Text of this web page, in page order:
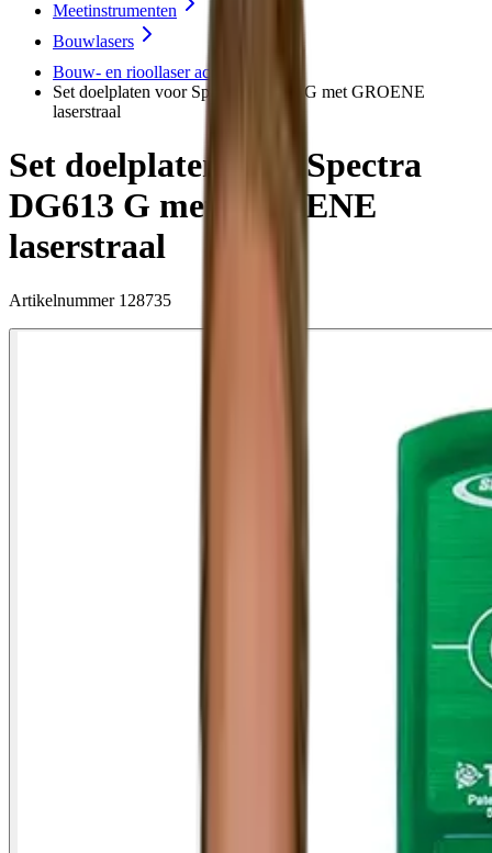
Meetinstrumenten
Bouwlasers
Bouw- en rioollaser accessoires
Set doelplaten voor Spectra DG613 G met GROENE
laserstraal
Set doelplaten voor Spectra
DG613 G met GROENE
laserstraal
Artikelnummer 128735